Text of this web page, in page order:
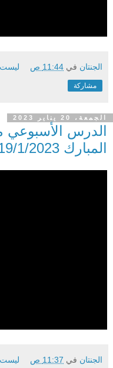
الجنتان في 11:44 ص ليست
مشاركة
الجمعة، 20 يناير 2023
الدرس
المبارك 19/1/2023
الجنتان في 11:37 ص ليست